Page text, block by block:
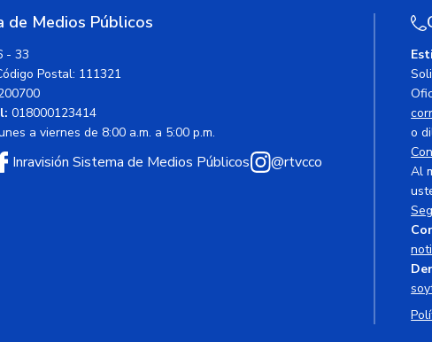
de Medios Públicos
- 33
Postal: 111321
018000123414
a viernes de 8:00 a.m. a 5:00 p.m.
Inravisión Sistema de Medios Públicos @rtvcco
o
Al